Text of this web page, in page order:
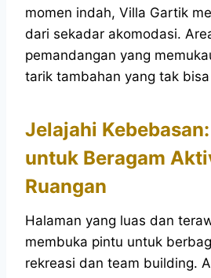
momen indah, Villa Gartik
dari sekadar akomodasi.
pemandangan yang
tarik tambahan yang tak
Jelajahi
untuk Beragam
Ruangan
Halaman yang luas dan
membuka pintu untuk
rekreasi dan team building.